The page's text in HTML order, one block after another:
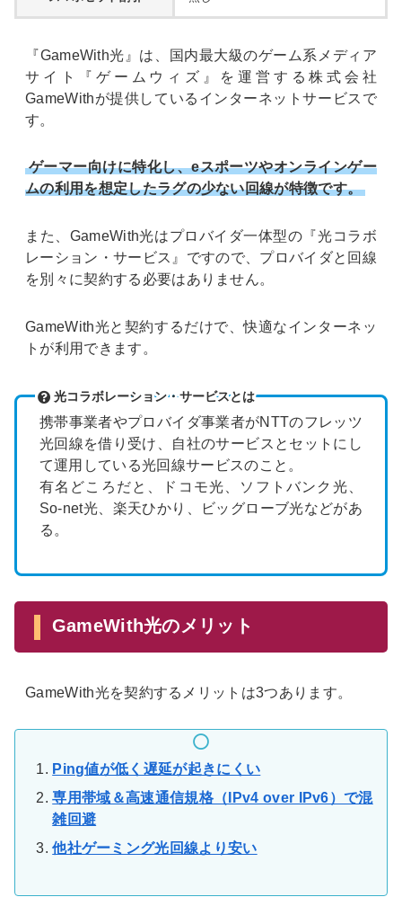
『GameWith光』は、国内最大級のゲーム系メディア
サイト『ゲームウィズ』を運営する株式会社
GameWithが提供しているインターネットサービスで
す。
ゲーマー向けに特化し、eスポーツやオンラインゲー
ムの利用を想定したラグの少ない回線が特徴です。
また、GameWith光はプロバイダ一体型の『光コラボ
レーション・サービス』ですので、プロバイダと回線
を別々に契約する必要はありません。
GameWith光と契約するだけで、快適なインターネッ
トが利用できます。
光コラボレーション・サービスとは
携帯事業者やプロバイダ事業者がNTTのフレッツ
光回線を借り受け、自社のサービスとセットにし
て運用している光回線サービスのこと。
有名どころだと、ドコモ光、ソフトバンク光、
So-net光、楽天ひかり、ビッグローブ光などがあ
る。
GameWith光のメリット
GameWith光を契約するメリットは3つあります。
Ping値が低く遅延が起きにくい
専用帯域＆高速通信規格（IPv4 over IPv6）で混
雑回避
他社ゲーミング光回線より安い